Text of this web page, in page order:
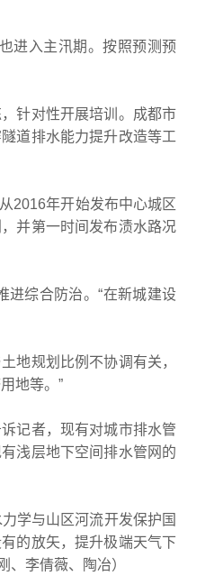
进入主汛期。按照预测预
针对性开展培训。成都市
道排水能力提升改造等工
2016年开始发布中心城区
并第一时间发布渍水路况
综合防治。“在新城建设
规划比例不协调有关，
地等。”
记者，现有对城市排水管
浅层地下空间排水管网的
学与山区河流开发保护国
的放矢，提升极端天气下
李倩薇、陶冶）